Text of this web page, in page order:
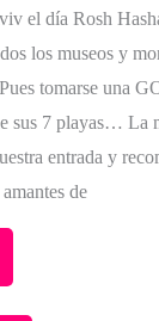
el día Rosh
los museos y
tomarse una
sus 7 playas… La
entrada y
de